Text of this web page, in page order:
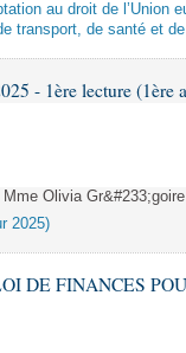
au droit de l’Union
transport, de santé et
- 1ère lecture (1ère
Olivia
2025)
DE FINANCES